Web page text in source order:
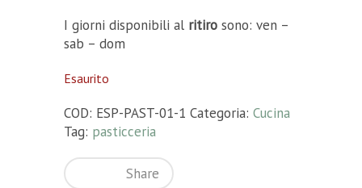
I giorni disponibili al ritiro sono: ven –
sab – dom
Esaurito
COD: ESP-PAST-01-1 Categoria: Cucina
Tag: pasticceria
Share